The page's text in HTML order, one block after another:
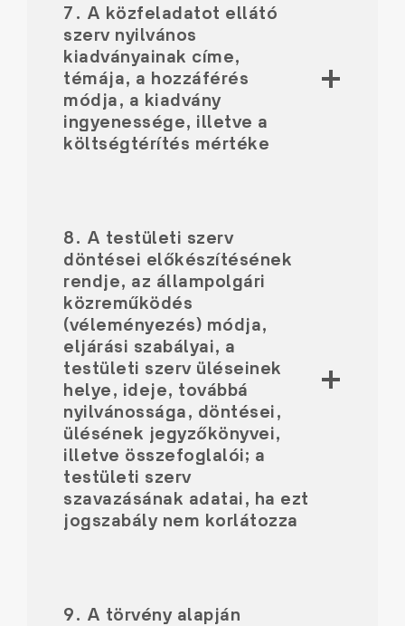
7. A közfeladatot ellátó
szerv nyilvános
kiadványainak címe,
témája, a hozzáférés
módja, a kiadvány
ingyenessége, illetve a
költségtérítés mértéke
8. A testületi szerv
döntései előkészítésének
rendje, az állampolgári
közreműködés
(véleményezés) módja,
eljárási szabályai, a
testületi szerv üléseinek
helye, ideje, továbbá
nyilvánossága, döntései,
ülésének jegyzőkönyvei,
illetve összefoglalói; a
testületi szerv
szavazásának adatai, ha ezt
jogszabály nem korlátozza
9. A törvény alapján